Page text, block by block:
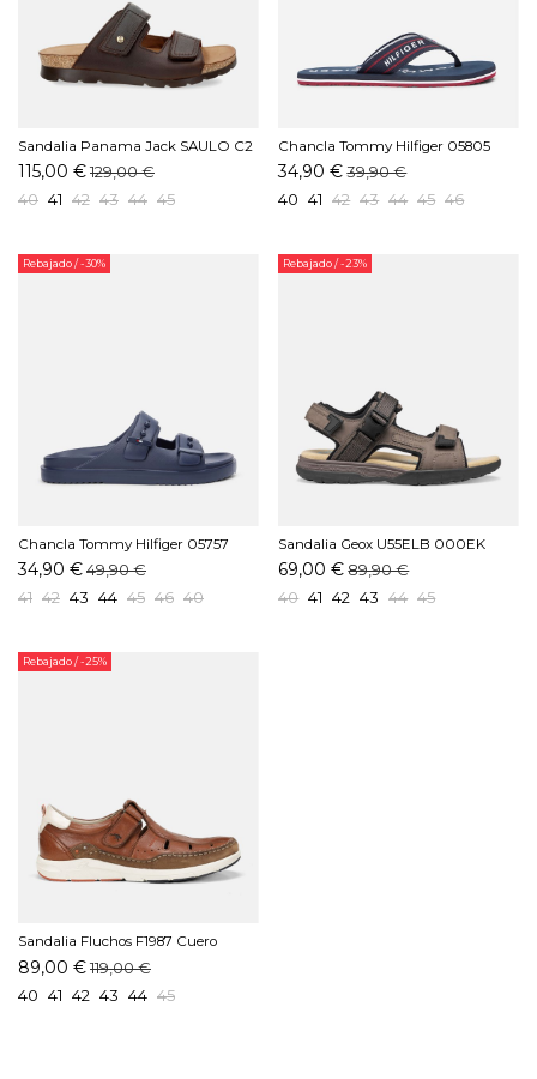
Sandalia Panama Jack SAULO C2
Marrón
115,00 €129,00 €
40 41 42 43 44 45
Chancla Tommy Hilfiger 05805
DW5 Marino
34,90 € 39,90 €
40 41 42 43 44 45 46
Rebajado/ -30%
Chancla Tommy Hilfiger 05757
DW5 Marino
34,90 €49,90 €
41 42 43 44 45 46 40
Rebajado/ -23%
Sandalia Geox U55ELB 000EK
C1381 Gris
69,00 € 89,90 €
40 41 42 43 44 45
Rebajado/ -25%
Sandalia Fluchos F1987 Cuero
89,00 €119,00 €
40 41 42 43 44 45